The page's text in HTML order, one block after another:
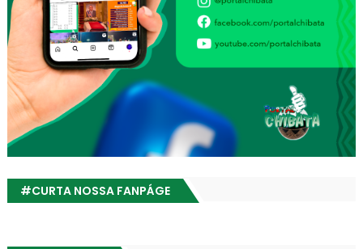
#CURTA NOSSA FANPÁGE